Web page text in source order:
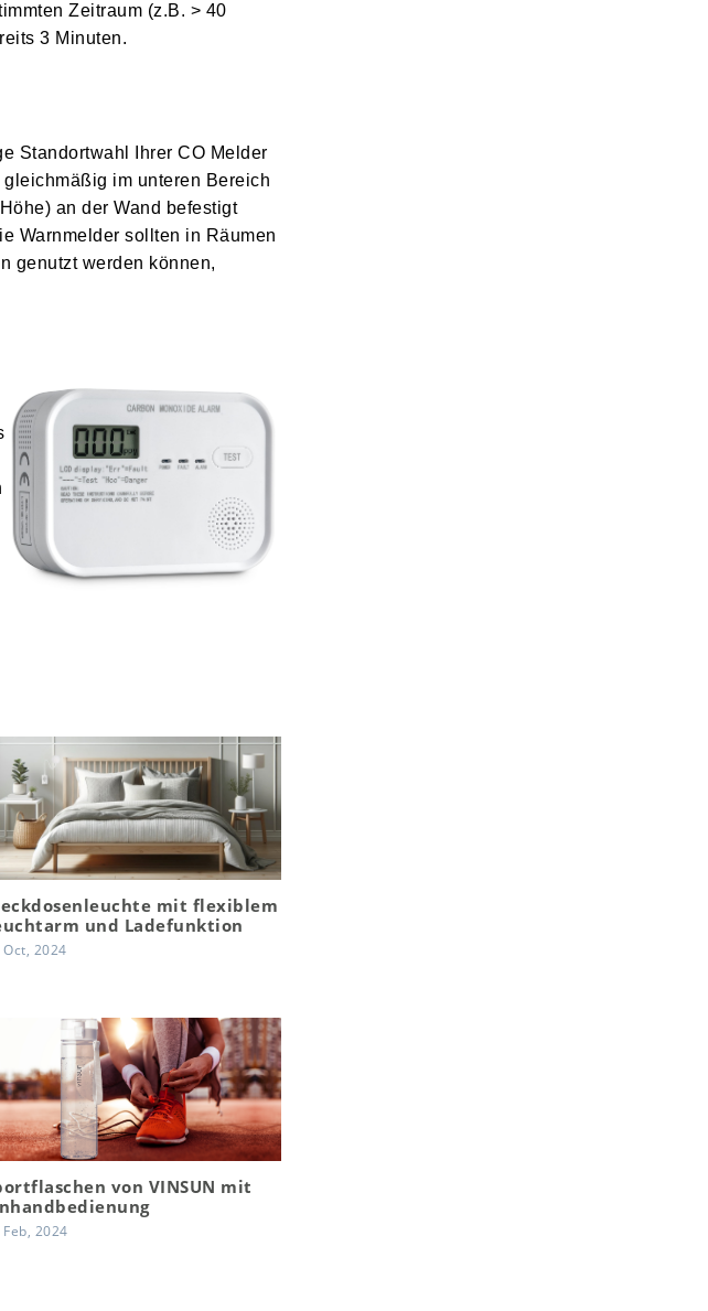
Zeitraum (z.B. > 40
3 Minuten.
Standortwahl Ihrer CO Melder
im unteren Bereich
an der Wand befestigt
Warnmelder sollten in Räumen
genutzt werden können,
mit flexiblem
und Ladefunktion
Oct, 2024
von VINSUN mit
Feb, 2024